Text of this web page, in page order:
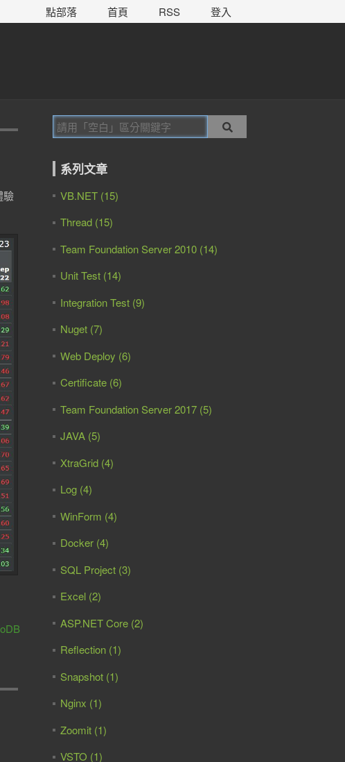
點部落 首頁 RSS 登入
驗
系列文章
VB.NET (15)
Thread (15)
Team Foundation Server 2010 (14)
Unit Test (14)
Integration Test (9)
Nuget (7)
Web Deploy (6)
Certificate (6)
Team Foundation Server 2017 (5)
JAVA (5)
XtraGrid (4)
Log (4)
WinForm (4)
Docker (4)
SQL Project (3)
Excel (2)
ASP.NET Core (2)
Reflection (1)
Snapshot (1)
Nginx (1)
Zoomit (1)
VSTO (1)